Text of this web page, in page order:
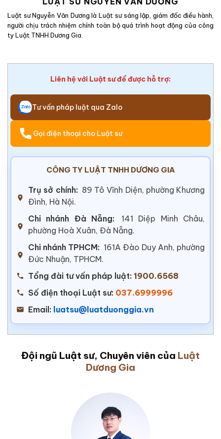
Luật sư Nguyễn Văn Dương là Luật sư sáng lập, giám đốc điều hành,
người chịu trách nhiệm chính toàn bộ quá trình hoạt động của công
ty Luật TNHH Dương Gia.
Liên hệ với Luật sư để được hỗ trợ:
Tư vấn pháp luật qua Zalo
Gọi điện thoại cho Luật sư
CÔNG TY LUẬT TNHH DƯƠNG GIA
Trụ sở chính: 89 Tô Vĩnh Diện, phường Khương
Đình, Hà Nội.
Chi nhánh Đà Nẵng:
141 Diệp Minh Châu,
phường Hoà Xuân, Đà Nẵng.
Chi nhánh TPHCM: 161A Đào Duy Anh, phường
Đức Nhuận, TPHCM.
Tổng đài tư vấn pháp luật: 1900.6568
Số điện thoại Luật sư: 037.6999996
Email: luatsu@luatduonggia.vn
Đội ngũ Luật sư, Chuyên viên của Luật
Dương Gia